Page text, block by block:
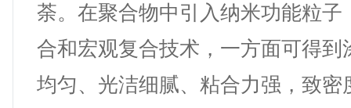
荼。在聚合物中引入纳米功能粒子
合和宏观复合技术，一方面可得到
均匀、光洁细腻、粘合力强，致密